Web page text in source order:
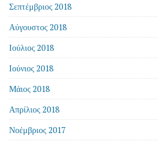
Σεπτέμβριος 2018
Αύγουστος 2018
Ιούλιος 2018
Ιούνιος 2018
Μάιος 2018
Απρίλιος 2018
Νοέμβριος 2017